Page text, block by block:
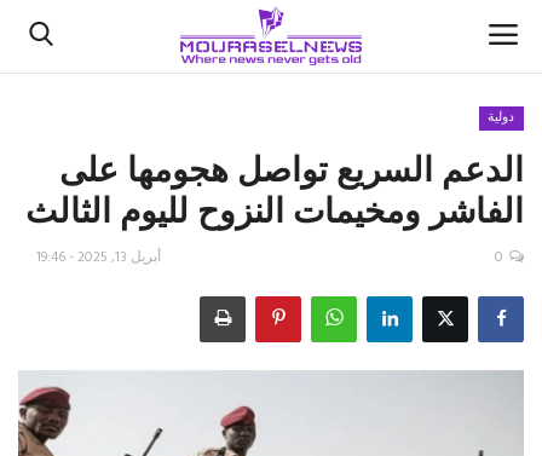
الأخبار
كتّابنا
اقتصاد
دولية
الدعم السريع تواصل هجومها على
الفاشر ومخيمات النزوح لليوم الثالث
أبريل 13, 2025 - 19:46 0